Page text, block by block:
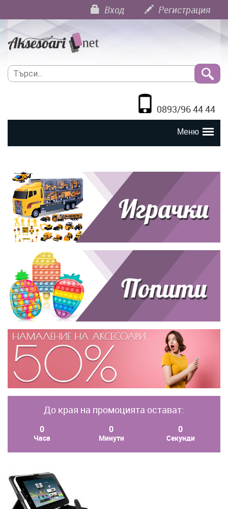
Вход Регистрация
0893/96 44 44
До края на промоцията остават:
0
Часа
0
Минути
0
Секунди